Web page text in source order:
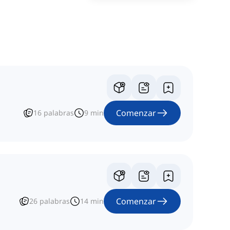
16 palabras 9 min Comenzar
26 palabras 14 min Comenzar